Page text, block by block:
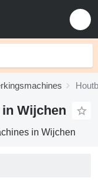
Wijchen
in Wijchen